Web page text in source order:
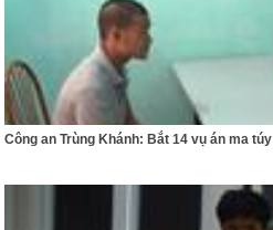
Công an Trùng Khánh: Bắt 14 vụ án ma túy